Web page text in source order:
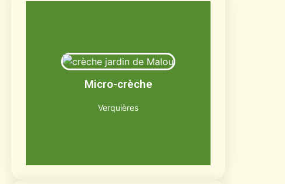
Micro-crèche
Verquières
Le jardin de Malou
demi à 3 ans
Découvrir